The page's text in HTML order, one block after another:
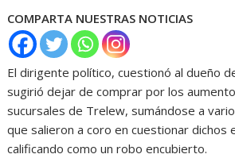
COMPARTA NUESTRAS NOTICIAS
El dirigente político, cuestionó al dueño
sugirió dejar de comprar por los
sucursales de Trelew, sumándose a
que salieron a coro en cuestionar dichos
calificando como un robo encubierto.